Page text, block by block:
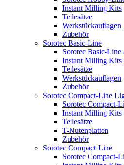
Instant Milling Kits
Teilesätze
Werkstückauflagen
Zubehör
Sorotec Basic-Line
Sorotec Basic-Line
Instant Milling Kits
Teilesätze
Werkstückauflagen
Zubehör
Sorotec Compact-Line
Sorotec Compact-
Instant Milling Kits
Teilesätze
T-Nutenplatten
Zubehör
Sorotec Compact-Line
Sorotec Compact-